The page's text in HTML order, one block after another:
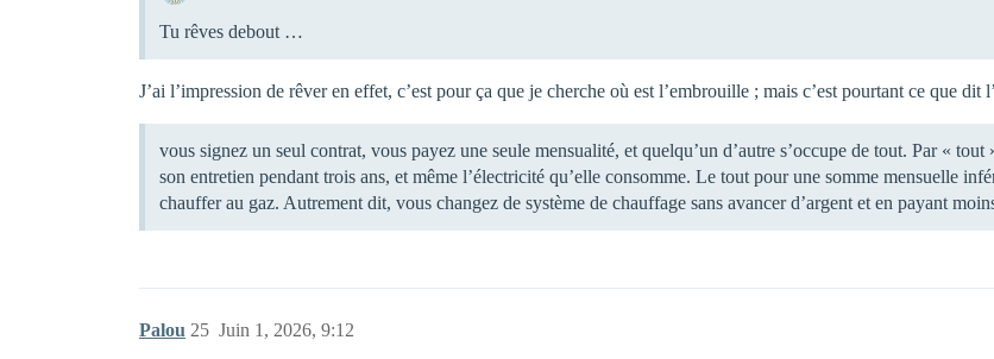
Tu rêves debout …
J’ai l’impression de rêver en effet, c’est pour ça que je cherche où est l’embrouille ; mais c’est pourtant ce que dit
vous signez un seul contrat, vous payez une seule mensualité, et quelqu’un d’autre s’occupe de tout. Par «
son entretien pendant trois ans, et même l’électricité qu’elle consomme. Le tout pour une somme mensuelle
chauffer au gaz. Autrement dit, vous changez de système de chauffage sans avancer d’argent et en payant
Palou Juin 1, 2026, 9:12
25